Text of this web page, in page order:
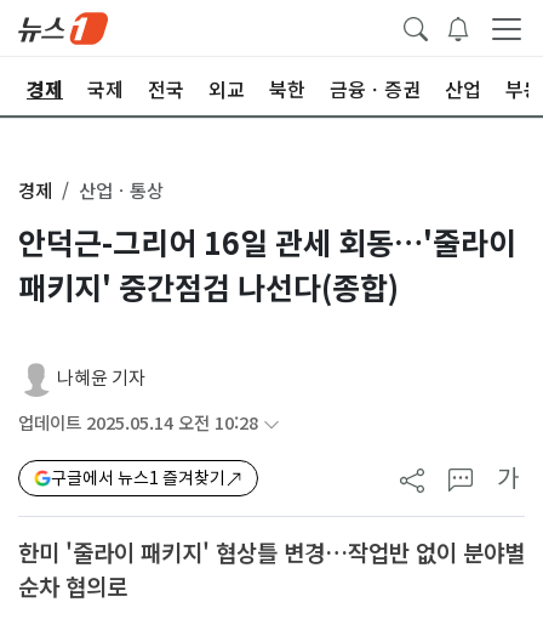
경제 국제 전국 외교 북한 금융ㆍ증권 산업 부
경제 산업ㆍ통상
안덕근-그리어 16일 관세 회동…'줄라이
패키지' 중간점검 나선다(종합)
나혜윤 기자
업데이트 2025.05.14 오전 10:28
구글에서 뉴스1 즐겨찾기 가
한미 '줄라이 패키지' 협상틀 변경…작업반 없이 분야별
순차 협의로